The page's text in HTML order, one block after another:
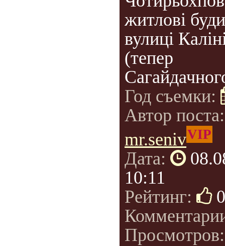
житлові
вулиці
(тепер
Год съемки:
Автор
mr.senivVIP
Дата:
10:11
Рейтинг:
0